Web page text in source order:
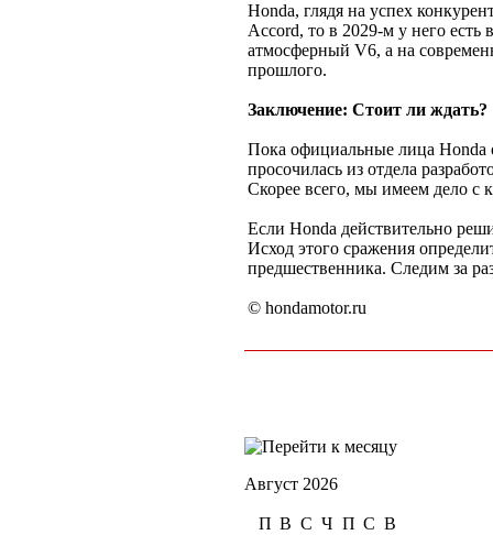
Honda, глядя на успех
Accord, то в 2029-м у него
атмосферный V6, а на
прошлого.
Заключение: Стоит ли ждать?
Пока официальные лица Honda
просочилась из отдела
Скорее всего, мы имеем дело с
Если Honda действительно
Исход этого сражения
предшественника. Следим за
© hondamotor.ru
Август 2026
П В С Ч П С В